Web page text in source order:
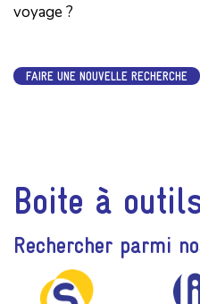
voyage ?
FAIRE UNE NOUVELLE RECHERCHE
Boite à
Rechercher parmi